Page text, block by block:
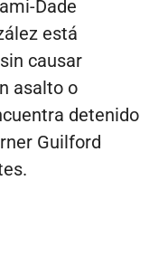
Dade
está
causar
asalto o
detenido
Guilford